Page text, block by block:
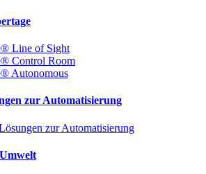
Line of Sight
Control Room
Autonomous
zur Automatisierung
zur Automatisierung